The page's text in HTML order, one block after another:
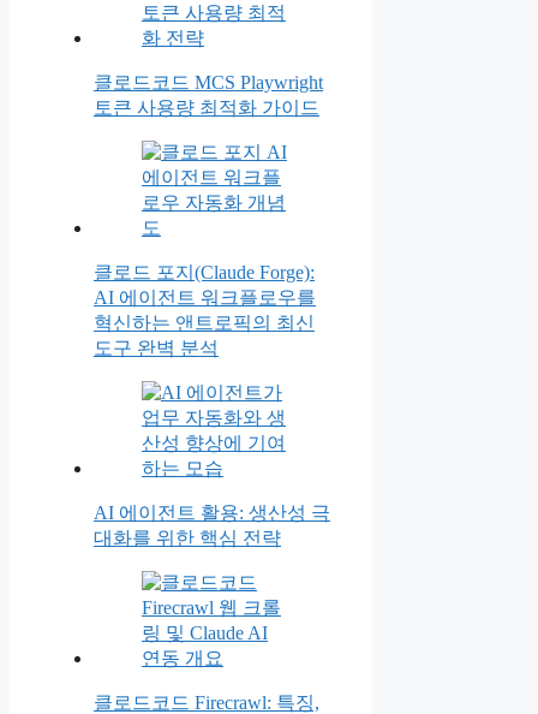
클로드코드 MCS Playwright
토큰 사용량 최적화 가이드
클로드 포지(Claude Forge):
AI 에이전트 워크플로우를
혁신하는 앤트로픽의 최신
도구 완벽 분석
AI 에이전트 활용: 생산성 극
대화를 위한 핵심 전략
클로드코드 Firecrawl: 특징,